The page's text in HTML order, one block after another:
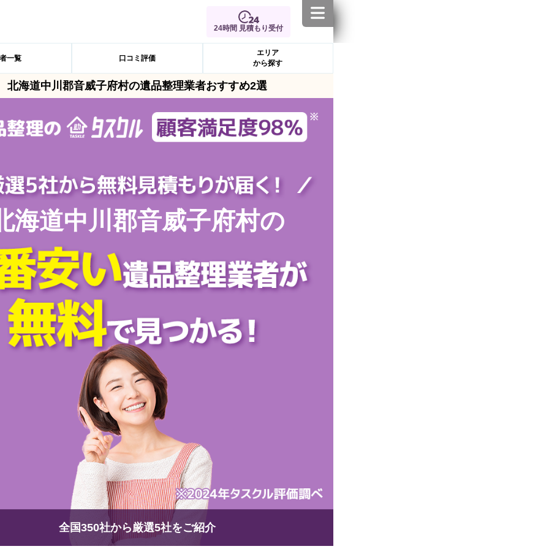
24時間 見積もり受付
一覧 口コミ評価
エリア
から探す
北海道中川郡音威子府村の遺品整理業者おすすめ2選
海道中川郡音威子府村の
全国350社から厳選5社をご紹介